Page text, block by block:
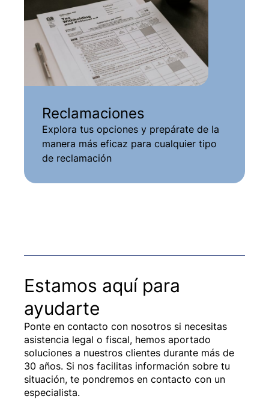
Reclamaciones
Explora tus opciones y prepárate de la
manera más eficaz para cualquier tipo
de reclamación
Estamos aquí para
ayudarte
Ponte en contacto con nosotros si necesitas
asistencia legal o fiscal, hemos aportado
soluciones a nuestros clientes durante más de
30 años. Si nos facilitas información sobre tu
situación, te pondremos en contacto con un
especialista.